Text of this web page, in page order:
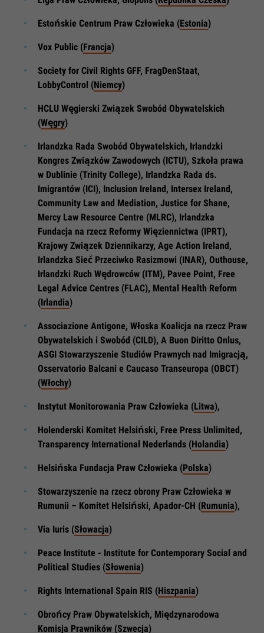
Estońskie Centrum Praw Człowieka (Estonia)
Vox Public (Francja)
Society for Civil Rights GFF, FragDenStaat,
LobbyControl (Niemcy)
HCLU Węgierski Związek Swobód Obywatelskich
(Węgry)
Irlandzka Rada Swobód Obywatelskich, Irlandzki
Kongres Związków Zawodowych (ICTU), Szkoła prawa
w Dublinie (Trinity College), Irlandzka Rada ds.
Imigrantów (ICI), Inclusion Ireland, Intersex Ireland,
Community Law and Mediation, Justice for Shane,
Mercy Law Resource Centre (MLRC), Irlandzka
Fundacja na rzecz Reformy Więziennictwa (IPRT),
Krajowy Związek Dziennikarzy, Age Action Ireland,
Irlandzka Sieć Przeciwko Rasizmowi (INAR), Outhouse,
Irlandzki Ruch Wędrowców (ITM), Pavee Point, Free
Legal Advice Centres (FLAC), Mental Health Reform
(Irlandia)
Associazione Antigone, Włoska Koalicja na rzecz Praw
Obywatelskich i Swobód (CILD), A Buon Diritto Onlus,
ASGI Stowarzyszenie Studiów Prawnych nad Imigracją,
Osservatorio Balcani e Caucaso Transeuropa (OBCT)
(Włochy)
Instytut Monitorowania Praw Człowieka (Litwa),
Holenderski Komitet Helsiński, Free Press Unlimited,
Transparency International Nederlands (Holandia)
Helsińska Fundacja Praw Człowieka (Polska)
Stowarzyszenie na rzecz obrony Praw Człowieka w
Rumunii – Komitet Helsiński, Apador-CH (Rumunia),
Via Iuris (Słowacja)
Peace Institute - Institute for Contemporary Social and
Political Studies (Słowenia)
Rights International Spain RIS (Hiszpania)
Obrońcy Praw Obywatelskich, Międzynarodowa
Komisja Prawników (Szwecja)